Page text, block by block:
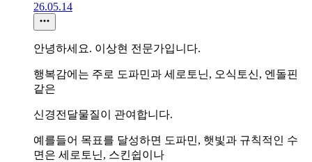
26.05.14
안녕하세요. 이상현 전문가입니다.
행복감에는 주로 도파민과 세로토닌, 오식토신, 엔돌핀
같은
신경전달물질이 관여합니다.
예를들어 목표를 달성하면 도파민, 햇빛과 규칙적인 수
면은 세로토닌, 스킨쉽이나